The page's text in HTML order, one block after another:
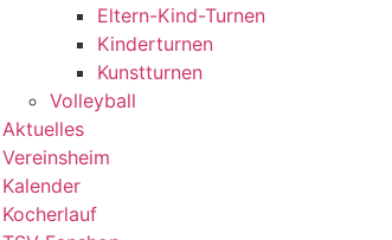
Eltern-Kind-Turnen
Kinderturnen
Kunstturnen
Volleyball
Aktuelles
Vereinsheim
Kalender
Kocherlauf